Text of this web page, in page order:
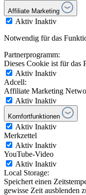
Affiliate Marketing
Aktiv Inaktiv
Notwendig für das
Partnerprogramm:
Dieses Cookie ist für das
Aktiv Inaktiv
Adcell:
Affiliate Marketing
Aktiv Inaktiv
Komfortfunktionen
Aktiv Inaktiv
Merkzettel
Aktiv Inaktiv
YouTube-Video
Aktiv Inaktiv
Local Storage:
Speichert einen
gewisse Zeit ausblenden